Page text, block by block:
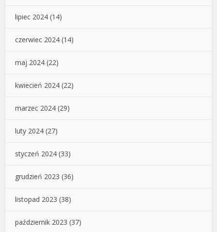
lipiec 2024 (14)
czerwiec 2024 (14)
maj 2024 (22)
kwiecień 2024 (22)
marzec 2024 (29)
luty 2024 (27)
styczeń 2024 (33)
grudzień 2023 (36)
listopad 2023 (38)
październik 2023 (37)